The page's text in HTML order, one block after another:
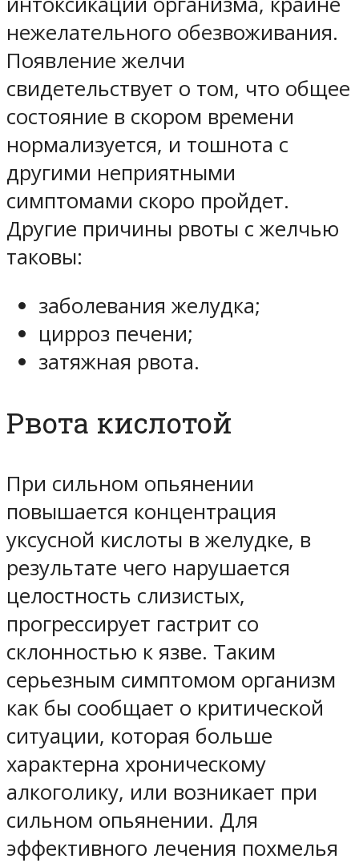
нежелательного обезвоживания.
Появление желчи
свидетельствует о том, что общее
состояние в скором времени
нормализуется, и тошнота с
другими неприятными
симптомами скоро пройдет.
Другие причины рвоты с желчью
таковы:
заболевания желудка;
цирроз печени;
затяжная рвота.
Рвота кислотой
При сильном опьянении
повышается концентрация
уксусной кислоты в желудке, в
результате чего нарушается
целостность слизистых,
прогрессирует гастрит со
склонностью к язве. Таким
серьезным симптомом организм
как бы сообщает о критической
ситуации, которая больше
характерна хроническому
алкоголику, или возникает при
сильном опьянении. Для
эффективного лечения похмелья